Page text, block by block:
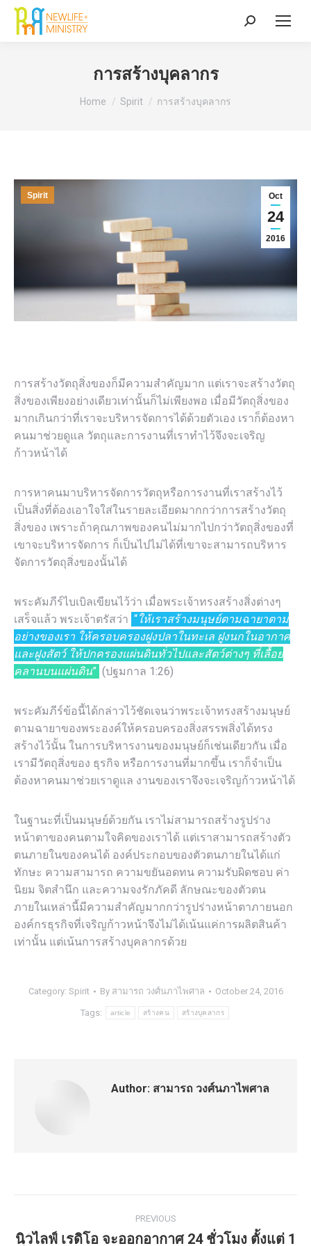
Search:
การสร้างบุคลากร
You are here:
Home Spirit การสร้างบุคลากร
Oct
24
2016
Spirit
การสร้างวัตถุสิ่งของก็มีความสำคัญมาก แต่เราจะสร้างวัตถุ
สิ่งของเพียงอย่างเดียวเท่านั้นก็ไม่เพียงพอ เมื่อมีวัตถุสิ่งของ
มากเกินกว่าที่เราจะบริหารจัดการได้ด้วยตัวเอง เราก็ต้องหา
คนมาช่วยดูแล วัตถุและการงานที่เราทำไว้จึงจะเจริญ
ก้าวหน้าได้
การหาคนมาบริหารจัดการวัตถุหรือการงานที่เราสร้างไว้
เป็นสิ่งที่ต้องเอาใจใส่ในรายละเอียดมากกว่าการสร้างวัตถุ
สิ่งของ เพราะถ้าคุณภาพของคนไม่มากไปกว่าวัตถุสิ่งของที่
เขาจะบริหารจัดการ ก็เป็นไปไม่ได้ที่เขาจะสามารถบริหาร
จัดการวัตถุสิ่งของนั้นได้
พระคัมภีร์ไบเบิลเขียนไว้ว่า เมื่อพระเจ้าทรงสร้างสิ่งต่างๆ
เสร็จแล้ว พระเจ้าตรัสว่า “ให้เราสร้างมนุษย์ตามฉายาตาม
อย่างของเรา ให้ครอบครองฝูงปลาในทะเล ฝูงนกในอากาศ
และฝูงสัตว์ ให้ปกครองแผ่นดินทั่วไปและสัตว์ต่างๆ ที่เลื้อย
คลานบนแผ่นดิน” (ปฐมกาล 1:26)
พระคัมภีร์ข้อนี้ได้กล่าวไว้ชัดเจนว่าพระเจ้าทรงสร้างมนุษย์
ตามฉายาของพระองค์ให้ครอบครองสิ่งสรรพสิ่งได้ทรง
สร้างไว้นั้น ในการบริหารงานของมนุษย์ก็เช่นเดียวกัน เมื่อ
เรามีวัตถุสิ่งของ ธุรกิจ หรือการงานที่มากขึ้น เราก็จำเป็น
ต้องหาคนมาช่วยเราดูแล งานของเราจึงจะเจริญก้าวหน้าได้
ในฐานะที่เป็นมนุษย์ด้วยกัน เราไม่สามารถสร้างรูปร่าง
หน้าตาของคนตามใจคิดของเราได้ แต่เราสามารถสร้างตัว
ตนภายในของคนได้ องค์ประกอบของตัวตนภายในได้แก่
ทักษะ ความสามารถ ความขยันอดทน ความรับผิดชอบ ค่า
นิยม จิตสำนึก และความจงรักภัคดี ลักษณะของตัวตน
ภายในเหล่านี้มีความสำคัญมากกว่ารูปร่างหน้าตาภายนอก
องค์กรธุรกิจที่เจริญก้าวหน้าจึงไม่ได้เน้นแค่การผลิตสินค้า
เท่านั้น แต่เน้นการสร้างบุคลากรด้วย
Category: Spirit By สามารถ วงศ์นภาไพศาล October 24, 2016
Tags: article สร้างคน สร้างบุคลากร
Author: สามารถ วงศ์นภาไพศาล
navigation
PREVIOUS
นิวไลฟ์ เรดิโอ จะออกอากาศ 24 ชั่วโมง ตั้งแต่ 1